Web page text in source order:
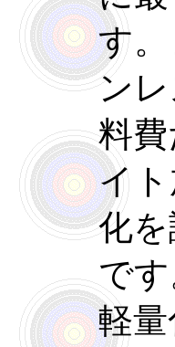
す
ン
料
イ
化
で
軽